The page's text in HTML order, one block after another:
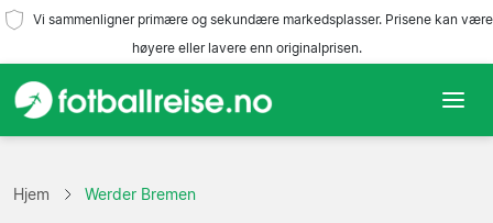
Vi sammenligner primære og sekundære markedsplasser. Prisene kan være
høyere eller lavere enn originalprisen.
Lag
Hjem Werder Bremen